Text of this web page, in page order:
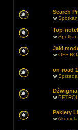
Search
w
Top-
w
Jaki
wOFF-
on-road
w
wPETROL
Pakiety
w